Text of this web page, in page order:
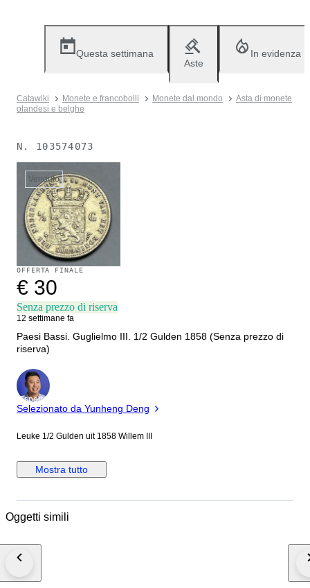
Questa settimana
Aste
In evidenza
Catawiki Monete e francobolli Monete dal mondo
Asta di monete
olandesi e belghe
N. 103574073
Venduto
OFFERTA FINALE
€ 30
Senza prezzo di riserva
12 settimane fa
Paesi Bassi. Guglielmo III. 1/2 Gulden 1858 (Senza prezzo di
riserva)
Esperto
Selezionato da Yunheng Deng
Leuke 1/2 Gulden uit 1858 Willem III
Mostra tutto
Oggetti simili